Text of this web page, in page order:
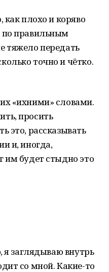
как плохо и коряво
по правильным
тяжело передать
точно и чётко.
«ихними» словами.
просить
это, рассказывать
и, иногда,
им будет стыдно это
я заглядываю внутрь
со мной. Какие-то